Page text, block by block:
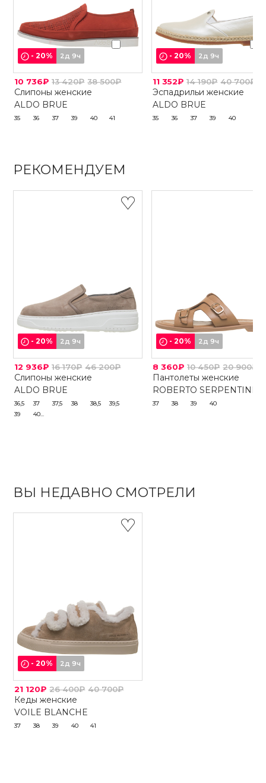
-20% 2д 9ч
10 736₽ 13 420₽ 38 500₽
Слипоны женские
ALDO BRUE
35 36 37 39 40 41
-20% 2д 9ч
11 352₽ 14 190₽ 40 700₽
Эспадрильи женские
ALDO BRUE
35 36 37 39 40
РЕКОМЕНДУЕМ
-20% 2д 9ч
12 936₽ 16 170₽ 46 200₽
Слипоны женские
ALDO BRUE
36,5 37 37,5 38 38,5
39,5
39
40...
-20% 2д 9ч
8 360₽ 10 450₽ 20 900₽
Пантолеты женские
ROBERTO SERPENTINI
37 38 39 40
ВЫ НЕДАВНО СМОТРЕЛИ
-20% 2д 9ч
21 120₽ 26 400₽ 40 700₽
Кеды женские
VOILE BLANCHE
37 38 39 40 41